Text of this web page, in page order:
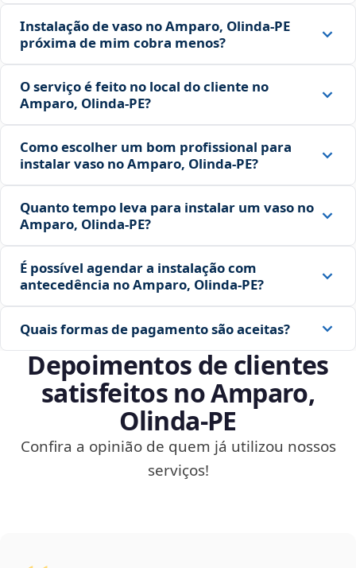
Instalação de vaso no Amparo, Olinda‑PE
próxima de mim cobra menos?
O serviço é feito no local do cliente no
Amparo, Olinda‑PE?
Como escolher um bom profissional para
instalar vaso no Amparo, Olinda‑PE?
Quanto tempo leva para instalar um vaso no
Amparo, Olinda‑PE?
É possível agendar a instalação com
antecedência no Amparo, Olinda‑PE?
Quais formas de pagamento são aceitas?
Depoimentos de clientes
satisfeitos no Amparo,
Olinda‑PE
Confira a opinião de quem já utilizou nossos
serviços!